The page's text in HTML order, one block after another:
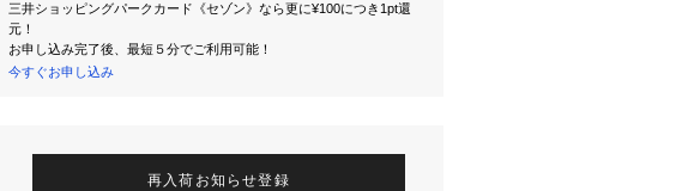
三井ショッピングパークカード《セゾン》なら更に¥100につき1pt還
元！
お申し込み完了後、最短５分でご利用可能！
今すぐお申し込み
再入荷お知らせ登録